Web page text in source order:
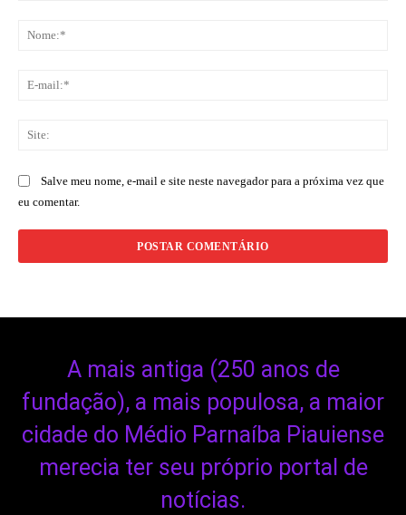
Salve meu nome, e-mail e site neste navegador para a próxima vez que
eu comentar.
A mais antiga (250 anos de
fundação), a mais populosa, a maior
cidade do Médio Parnaíba Piauiense
merecia ter seu próprio portal de
notícias.